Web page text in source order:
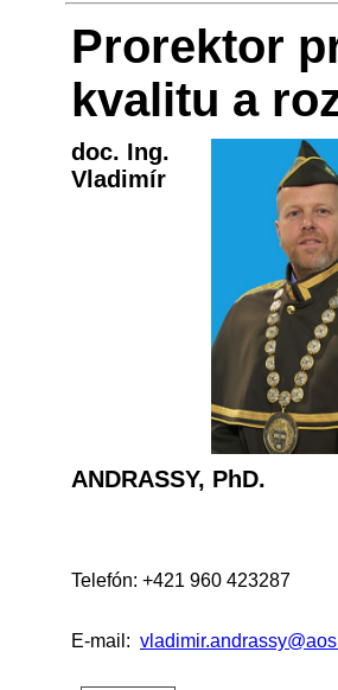
Prorektor
kvalitu a
doc. Ing.
Vladimír
ANDRASSY, PhD.
Telefón: +421 960 423287
E-mail: